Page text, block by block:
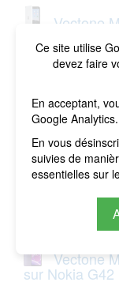
Ce site utilise
devez faire
En acceptant,
Google Analytics.
En vous
suivies de
essentielles sur
Vectone
Vectone
sur Nokia C210
Vectone
sur Nokia
Vectone
sur Nokia G42